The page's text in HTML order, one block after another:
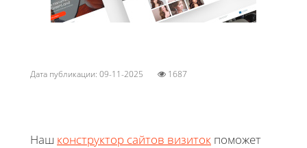
Дата публикации: 09-11-2025 1687
Наш конструктор сайтов визиток поможет